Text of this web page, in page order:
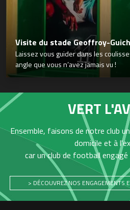
Visite du stade Geoffroy-
Laissez vous guider dans les
angle que vous n’avez jamais vu !
VERT
Ensemble, faisons de notre club
domicile et à
car un club de football
> DÉCOUVREZ NOS ENGAGEMENTS